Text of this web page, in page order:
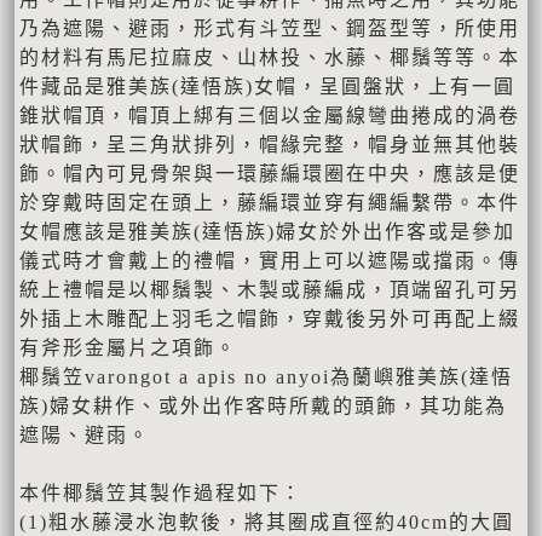
乃為遮陽、避雨，形式有斗笠型、鋼盔型等，所使用
的材料有馬尼拉麻皮、山林投、水藤、椰鬚等等。本
件藏品是雅美族(達悟族)女帽，呈圓盤狀，上有一圓
錐狀帽頂，帽頂上綁有三個以金屬線彎曲捲成的渦卷
狀帽飾，呈三角狀排列，帽緣完整，帽身並無其他裝
飾。帽內可見骨架與一環藤編環圈在中央，應該是便
於穿戴時固定在頭上，藤編環並穿有繩編繫帶。本件
女帽應該是雅美族(達悟族)婦女於外出作客或是參加
儀式時才會戴上的禮帽，實用上可以遮陽或擋雨。傳
統上禮帽是以椰鬚製、木製或藤編成，頂端留孔可另
外插上木雕配上羽毛之帽飾，穿戴後另外可再配上綴
有斧形金屬片之項飾。
椰鬚笠varongot a apis no anyoi為蘭嶼雅美族(達悟
族)婦女耕作、或外出作客時所戴的頭飾，其功能為
遮陽、避雨。
本件椰鬚笠其製作過程如下：
(1)粗水藤浸水泡軟後，將其圈成直徑約40cm的大圓